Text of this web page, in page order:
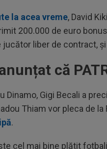
la acea vreme, David
200.000 de euro
liber de contract,
că
Dinamo, Gigi Becali a
Thiam vor pleca de la
.
cel mai bine plătit